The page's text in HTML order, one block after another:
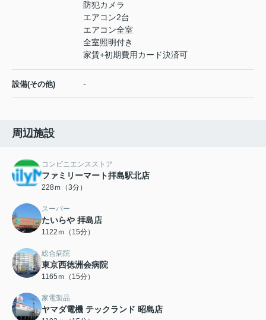
防犯カメラ
エアコン2台
エアコン全室
全室照明付き
家賃+初期費用カード決済可
設備(その他) -
周辺施設
コンビニエンスストア
ファミリーマート拝島駅北店
228ｍ（3分）
スーパー
たいらや 拝島店
1122ｍ（15分）
総合病院
東京西徳洲会病院
1165ｍ（15分）
家電製品
ヤマダ電機 テックランド 昭島店